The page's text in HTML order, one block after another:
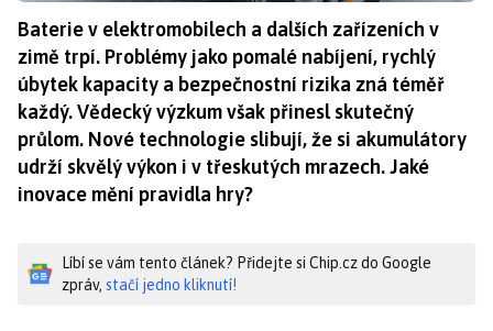
Baterie v elektromobilech a dalších zařízeních v
zimě trpí. Problémy jako pomalé nabíjení, rychlý
úbytek kapacity a bezpečnostní rizika zná téměř
každý. Vědecký výzkum však přinesl skutečný
průlom. Nové technologie slibují, že si akumulátory
udrží skvělý výkon i v třeskutých mrazech. Jaké
inovace mění pravidla hry?
Líbí se vám tento článek? Přidejte si Chip.cz do Google
zpráv, stačí jedno kliknutí!